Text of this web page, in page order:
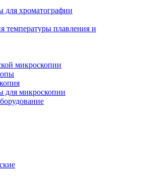
для хроматографии
температуры плавления и
микроскопии
для микроскопии